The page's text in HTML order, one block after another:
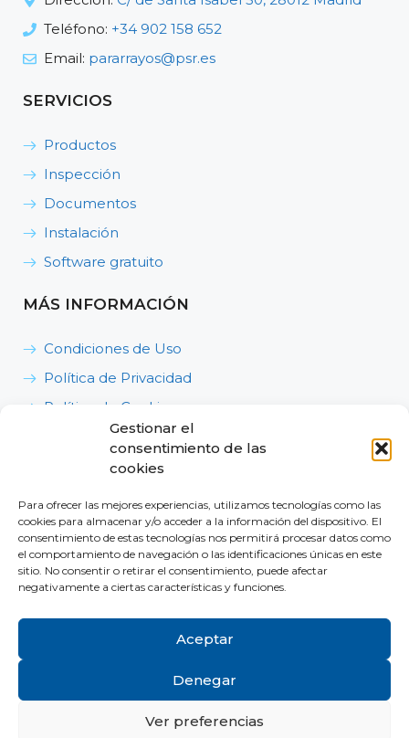
Gestionar el
consentimiento de las
cookies
Para ofrecer las mejores experiencias, utilizamos tecnologías como las
cookies para almacenar y/o acceder a la información del dispositivo. El
consentimiento de estas tecnologías nos permitirá procesar datos como
el comportamiento de navegación o las identificaciones únicas en este
sitio. No consentir o retirar el consentimiento, puede afectar
negativamente a ciertas características y funciones.
Aceptar
Denegar
Ver preferencias
Teléfono: +34 902 158 652
Email: pararrayos@psr.es
SERVICIOS
Productos
Inspección
Documentos
Instalación
Software gratuito
MÁS INFORMACIÓN
Condiciones de Uso
Política de Privacidad
Política de Cookies
Política de Calidad, Medioambiente y Seguridad y
Salud en el Trabajo
Dónde estamos
Aviso legal|Política de privacidad|Política de cookies